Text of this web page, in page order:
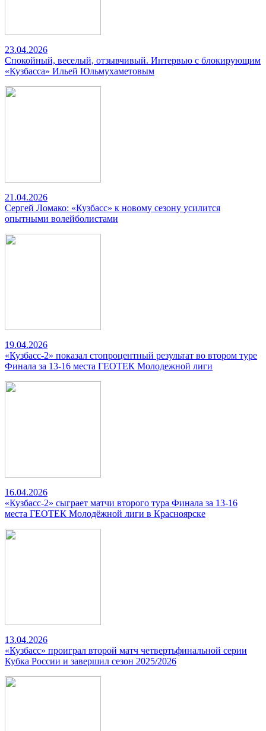
23.04.2026
Спокойный, веселый, отзывчивый. Интервью с блокирующим
«Кузбасса» Ильей Юльмухаметовым
21.04.2026
Сергей Ломако: «Кузбасс» к новому сезону усилится
опытными волейболистами
19.04.2026
«Кузбасс-2» показал стопроцентный результат во втором туре
Финала за 13-16 места ГЕОТЕК Молодежной лиги
16.04.2026
«Кузбасс-2» сыграет матчи второго тура Финала за 13-16
места ГЕОТЕК Молодёжной лиги в Красноярске
13.04.2026
«Кузбасс» проиграл второй матч четвертьфинальной серии
Кубка России и завершил сезон 2025/2026